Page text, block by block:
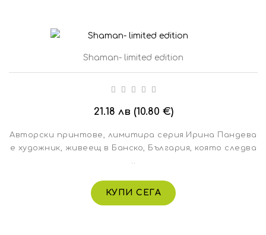
Shaman- limited edition
21.18 лв (10.80 €)
Авторски принтове, лимитира серия.Ирина Пандева
е художник, живеещ в Банско, България, която следва
..
КУПИ СЕГА